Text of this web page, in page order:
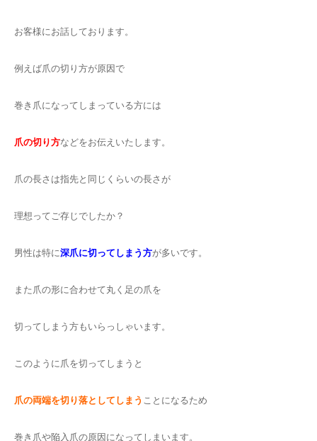
お客様にお話しております。
例えば爪の切り方が原因で
巻き爪になってしまっている方には
爪の切り方などをお伝えいたします。
爪の長さは指先と同じくらいの長さが
理想ってご存じでしたか？
男性は特に深爪に切ってしまう方が多いです。
また爪の形に合わせて丸く足の爪を
切ってしまう方もいらっしゃいます。
このように爪を切ってしまうと
爪の両端を切り落としてしまう ことになるため
巻き爪や陥入爪の原因になってしまいます。